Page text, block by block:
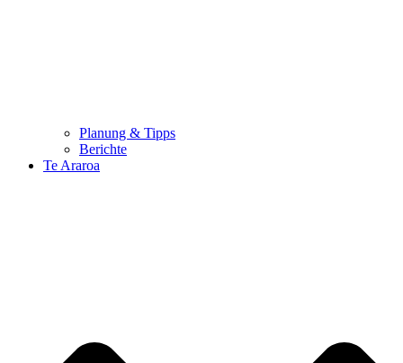
Planung & Tipps
Berichte
Te Araroa